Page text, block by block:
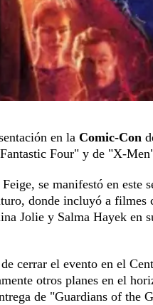
en la Comic-Con
Four" y de "X-
se manifestó en este
donde incluyó a
Jolie y Salma Hayek en
cerrar el evento en el
otros planes en el
de "Guardians of